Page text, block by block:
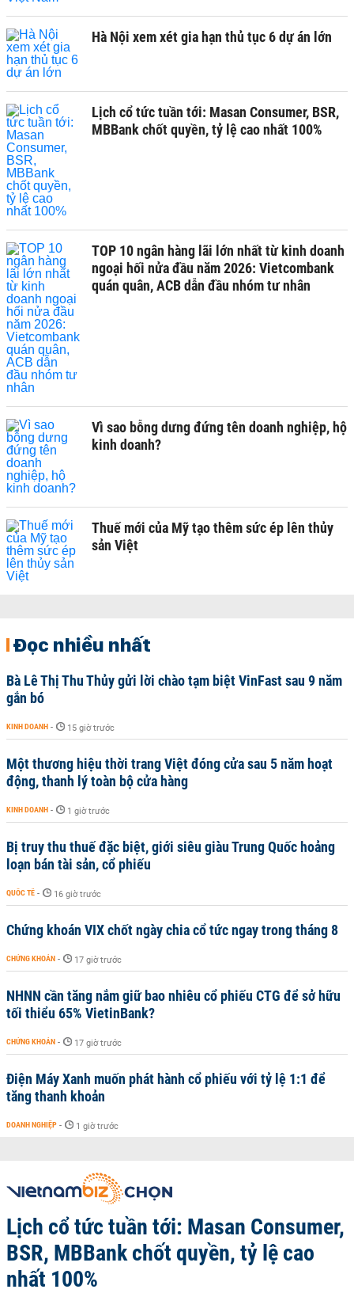
Hà Nội xem xét gia hạn thủ tục 6 dự án lớn
Lịch cổ tức tuần tới: Masan Consumer, BSR,
MBBank chốt quyền, tỷ lệ cao nhất 100%
TOP 10 ngân hàng lãi lớn nhất từ kinh doanh
ngoại hối nửa đầu năm 2026: Vietcombank
quán quân, ACB dẫn đầu nhóm tư nhân
Vì sao bỗng dưng đứng tên doanh nghiệp, hộ
kinh doanh?
Thuế mới của Mỹ tạo thêm sức ép lên thủy
sản Việt
Đọc nhiều nhất
Bà Lê Thị Thu Thủy gửi lời chào tạm biệt VinFast sau 9 năm
gắn bó
KINH DOANH - 15 giờ trước
Một thương hiệu thời trang Việt đóng cửa sau 5 năm hoạt
động, thanh lý toàn bộ cửa hàng
KINH DOANH - 1 giờ trước
Bị truy thu thuế đặc biệt, giới siêu giàu Trung Quốc hoảng
loạn bán tài sản, cổ phiếu
QUỐC TẾ - 16 giờ trước
Chứng khoán VIX chốt ngày chia cổ tức ngay trong tháng 8
CHỨNG KHOÁN - 17 giờ trước
NHNN cần tăng nắm giữ bao nhiêu cổ phiếu CTG để sở hữu
tối thiểu 65% VietinBank?
CHỨNG KHOÁN - 17 giờ trước
Điện Máy Xanh muốn phát hành cổ phiếu với tỷ lệ 1:1 để
tăng thanh khoản
DOANH NGHIỆP - 1 giờ trước
Lịch cổ tức tuần tới: Masan Consumer,
BSR, MBBank chốt quyền, tỷ lệ cao
nhất 100%